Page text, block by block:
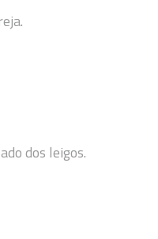
dos leigos.